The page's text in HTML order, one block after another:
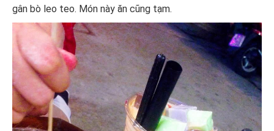
gân bò leo teo. Món này ăn cũng tạm.